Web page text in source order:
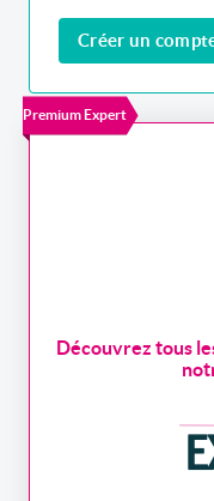
Créer un
Premium Expert
Découvrez tous